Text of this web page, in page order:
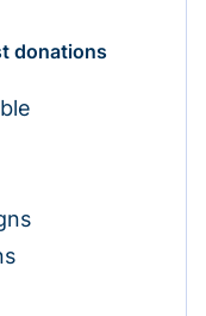
donations